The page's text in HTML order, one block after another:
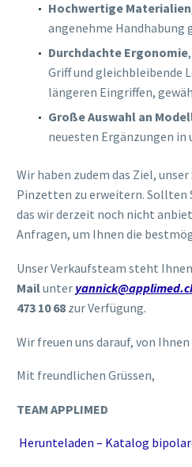
Hochwertige Materialien
angenehme Handhabung
Durchdachte Ergonomie
Griff und gleichbleibende
längeren Eingriffen,
Große Auswahl an
neuesten Ergänzungen in
Wir haben zudem das Ziel,
Pinzetten zu erweitern. Sollten
das wir derzeit noch nicht
Anfragen, um Ihnen die
Unser Verkaufsteam steht
Mailunter
473 10 68 zur Verfügung.
Wir freuen uns darauf, von
Mit freundlichen Grüssen,
TEAM APPLIMED
Herunteladen – Katalog